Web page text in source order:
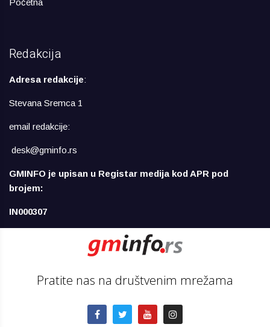
Početna
Redakcija
Adresa redakcije:
Stevana Sremca 1
email redakcije:
desk@gminfo.rs
GMINFO je upisan u Registar medija kod APR pod
brojem:
IN000307
Pratite nas na društvenim mrežama